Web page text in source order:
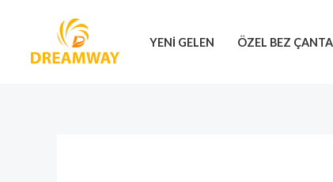
YENI GELEN ÖZEL BEZ